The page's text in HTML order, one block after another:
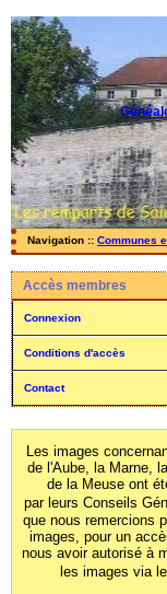
Navigation :: Communes
Accès membres
Connexion
Conditions d'accès
Contact
Les images
de l'Aube, la Marne,
de la Meuse ont
par leurs Conseils
que nous remercions
images, pour un
nous avoir autorisé à
les images via